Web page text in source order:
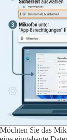
Möchten Sie das